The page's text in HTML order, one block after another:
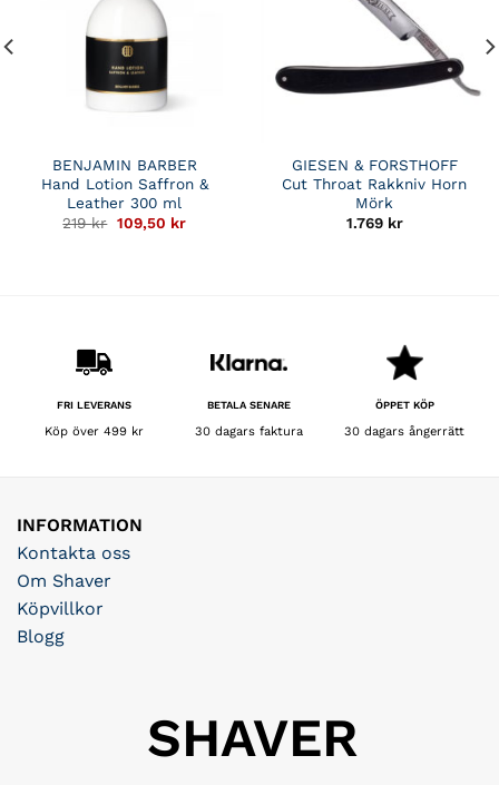
BENJAMIN BARBER
Hand Lotion Saffron &
Leather 300 ml
219kr Det
ursprungliga
109,50 krDet
GIESEN & FORSTHOFF
Cut Throat Rakkniv Horn
Mörk
1.769 kr
FRI LEVERANS
Köp över 499 kr
BETALA SENARE
30 dagars faktura
ÖPPET KÖP
30 dagars ångerrätt
INFORMATION
Kontakta oss
Om Shaver
Köpvillkor
Blogg
SHAVER